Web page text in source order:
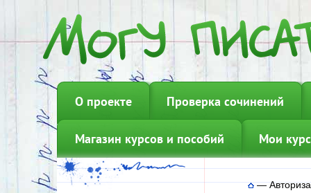
О проекте Проверка сочинений
Магазин курсов и пособий Мои
—